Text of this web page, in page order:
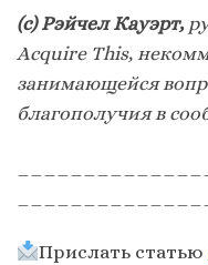
(с) Рэйчел Кауэрт,
Acquire This,
занимающейся
благополучия в
Прислать статью